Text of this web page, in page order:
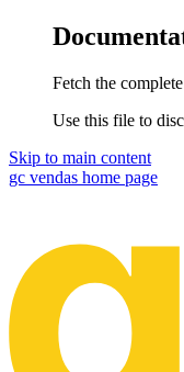
Fetch the
Use this file to
Skip to main content
gc vendas home page